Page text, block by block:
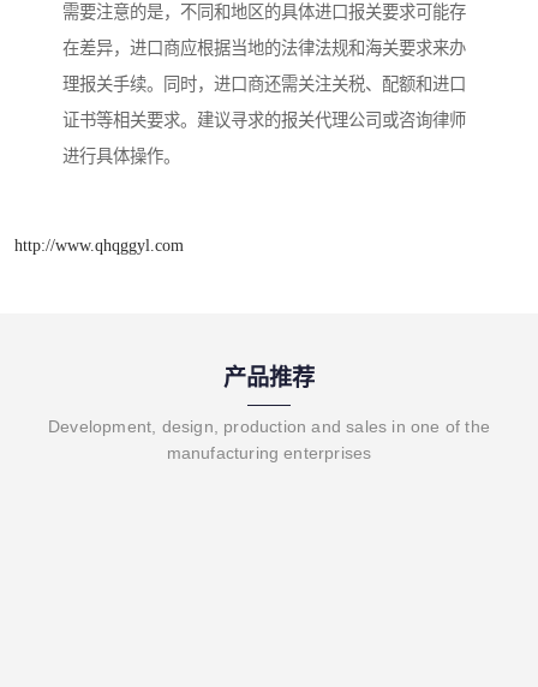
需要注意的是，不同和地区的具体进口报关要求可能存
在差异，进口商应根据当地的法律法规和海关要求来办
理报关手续。同时，进口商还需关注关税、配额和进口
证书等相关要求。建议寻求的报关代理公司或咨询律师
进行具体操作。
http://www.qhqggyl.com
产品推荐
Development, design, production and sales in one of the
manufacturing enterprises